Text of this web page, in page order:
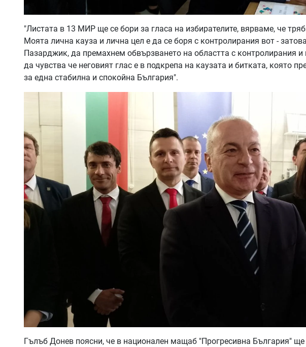
"Листата в 13 МИР ще се бори за гласа на избирателите, вярваме, че
Моята лична кауза и лична цел е да се боря с контролирания вот -
Пазарджик, да премахнем обвързването на областта с контролирания
да чувства че неговият глас е в подкрепа на каузата и битката, която
за една стабилна и спокойна България".
Гълъб Донев поясни, че в национален мащаб "Прогресивна България"